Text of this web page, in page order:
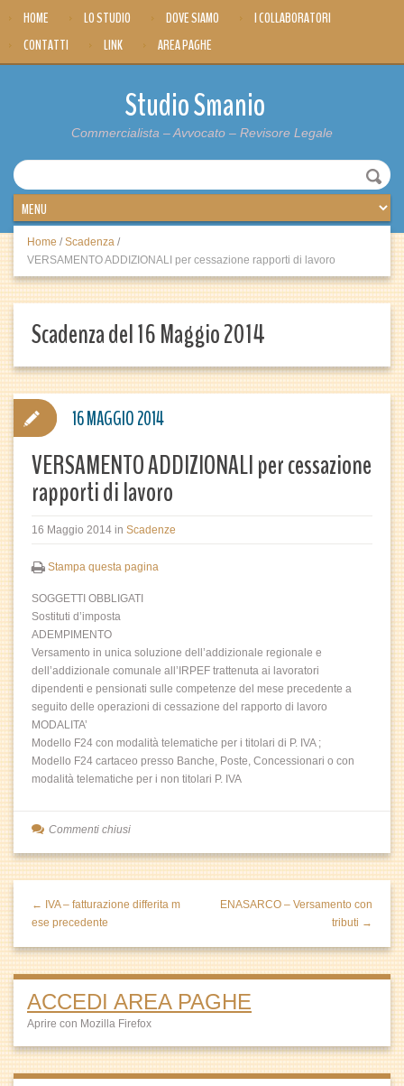
HOME LO STUDIO DOVE SIAMO
I COLLABORATORI
CONTATTI
LINK AREA PAGHE
Studio Smanio
Commercialista – Avvocato – Revisore Legale
Home / Scadenza /
VERSAMENTO ADDIZIONALI per cessazione rapporti di lavoro
Scadenza del 16 Maggio 2014
VERSAMENTO ADDIZIONALI per cessazione
rapporti di lavoro
16 Maggio 2014 in Scadenze
Stampa questa pagina
SOGGETTI OBBLIGATI
Sostituti d’imposta
ADEMPIMENTO
Versamento in unica soluzione dell’addizionale regionale e
dell’addizionale comunale all’IRPEF trattenuta ai lavoratori
dipendenti e pensionati sulle competenze del mese precedente a
seguito delle operazioni di cessazione del rapporto di lavoro
MODALITA’
Modello F24 con modalità telematiche per i titolari di P. IVA ;
Modello F24 cartaceo presso Banche, Poste, Concessionari o con
modalità telematiche per i non titolari P. IVA
16 MAGGIO 2014
Commenti chiusi
← IVA – fatturazione differita m
ese precedente
ENASARCO – Versamento con
tributi →
ACCEDI AREA PAGHE
Aprire con Mozilla Firefox